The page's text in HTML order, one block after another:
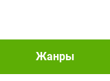
Жанры